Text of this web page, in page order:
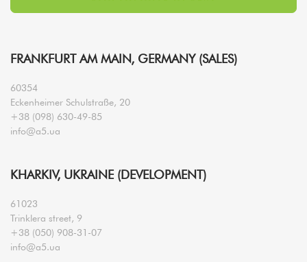
FRANKFURT AM MAIN, GERMANY (SALES)
60354
Eckenheimer Schulstraße, 20
+38 (098) 630-49-85
info@a5.ua
KHARKIV, UKRAINE (DEVELOPMENT)
61023
Trinklera street, 9
+38 (050) 908-31-07
info@a5.ua